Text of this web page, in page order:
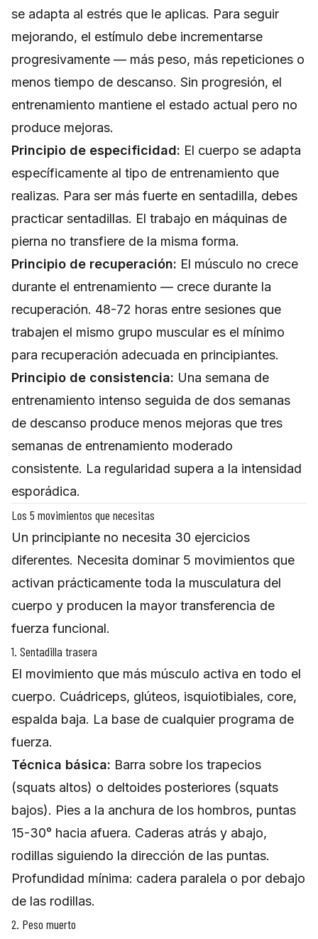
se adapta al estrés que le aplicas. Para seguir
mejorando, el estímulo debe incrementarse
progresivamente — más peso, más repeticiones o
menos tiempo de descanso. Sin progresión, el
entrenamiento mantiene el estado actual pero no
produce mejoras.
Principio de especificidad: El cuerpo se adapta
específicamente al tipo de entrenamiento que
realizas. Para ser más fuerte en sentadilla, debes
practicar sentadillas. El trabajo en máquinas de
pierna no transfiere de la misma forma.
Principio de recuperación: El músculo no crece
durante el entrenamiento — crece durante la
recuperación. 48-72 horas entre sesiones que
trabajen el mismo grupo muscular es el mínimo
para recuperación adecuada en principiantes.
Principio de consistencia: Una semana de
entrenamiento intenso seguida de dos semanas
de descanso produce menos mejoras que tres
semanas de entrenamiento moderado
consistente. La regularidad supera a la intensidad
esporádica.
Los 5 movimientos que necesitas
Un principiante no necesita 30 ejercicios
diferentes. Necesita dominar 5 movimientos que
activan prácticamente toda la musculatura del
cuerpo y producen la mayor transferencia de
fuerza funcional.
1. Sentadilla trasera
El movimiento que más músculo activa en todo el
cuerpo. Cuádriceps, glúteos, isquiotibiales, core,
espalda baja. La base de cualquier programa de
fuerza.
Técnica básica: Barra sobre los trapecios
(squats altos) o deltoides posteriores (squats
bajos). Pies a la anchura de los hombros, puntas
15-30° hacia afuera. Caderas atrás y abajo,
rodillas siguiendo la dirección de las puntas.
Profundidad mínima: cadera paralela o por debajo
de las rodillas.
2. Peso muerto